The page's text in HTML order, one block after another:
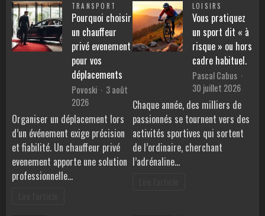
TRANSPORT
Pourquoi choisir
un chauffeur
privé evenement
pour vos
déplacements
Povoski
3 août
2026
Organiser un déplacement lors
d’un événement exige précision
et fiabilité. Un chauffeur privé
evenement apporte une solution
professionnelle…
LOISIRS
Vous pratiquez
un sport dit « à
risque » ou hors
cadre habituel.
Pascal Cabus
30 juillet 2026
Chaque année, des milliers de
passionnés se tournent vers des
activités sportives qui sortent
de l’ordinaire, cherchant
l’adrénaline…